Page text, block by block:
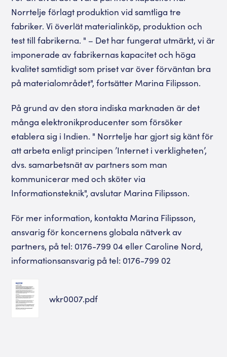
Norrtelje förlagt produktion vid samtliga tre
fabriker. Vi överlät materialinköp, produktion och
test till fabrikerna. " – Det har fungerat utmärkt, vi är
imponerade av fabrikernas kapacitet och höga
kvalitet samtidigt som priset var över förväntan bra
på materialområdet", fortsätter Marina Filipsson.
På grund av den stora indiska marknaden är det
många elektronikproducenter som försöker
etablera sig i Indien. " Norrtelje har gjort sig känt för
att arbeta enligt principen ’Internet i verkligheten’,
dvs. samarbetsnät av partners som man
kommunicerar med och sköter via
Informationsteknik", avslutar Marina Filipsson.
För mer information, kontakta Marina Filipsson,
ansvarig för koncernens globala nätverk av
partners, på tel: 0176-799 04 eller Caroline Nord,
informationsansvarig på tel: 0176-799 02
wkr0007.pdf